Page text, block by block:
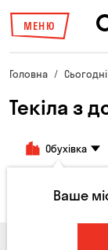
МЕНЮ
Головна
Текіла з
Обухівка
та бренді
Ваше